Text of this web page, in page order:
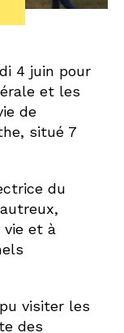
4 juin pour
et les
de
situé 7
du
vie et à
visiter les
des